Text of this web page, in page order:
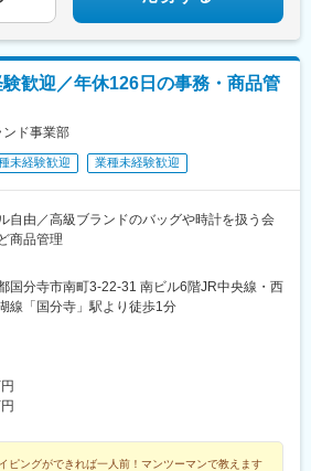
歓迎／年休126日の事務・商品管
ド事業部
未経験歓迎 業種未経験歓迎
自由／高級ブランドのバッグや時計を扱う会
商品管理
国分寺市南町3-22-31 南ビル6階JR中央線・西
線「国分寺」駅より徒歩1分
ピングができれば一人前！マンツーマンで教えます